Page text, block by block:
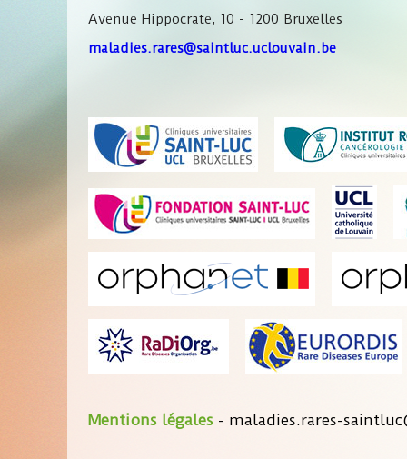
Avenue Hippocrate, 10 - 1200 Bruxelles
maladies.rares@saintluc.uclouvain.be
Mentions légales - maladies.rares-